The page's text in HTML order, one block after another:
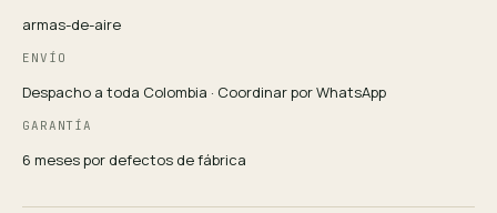
armas-de-aire
ENVÍO
Despacho a toda Colombia · Coordinar por WhatsApp
GARANTÍA
6 meses por defectos de fábrica